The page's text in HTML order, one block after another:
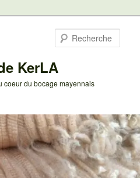
KerLA
coeur du bocage mayennais